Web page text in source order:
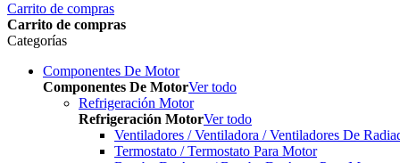
Carrito de compras
Carrito de compras
Categorías
Componentes De Motor
Componentes De MotorVer todo
Refrigeración Motor
Refrigeración MotorVer todo
Ventiladores / Ventiladora / Ventiladores De
Termostato / Termostato Para Motor